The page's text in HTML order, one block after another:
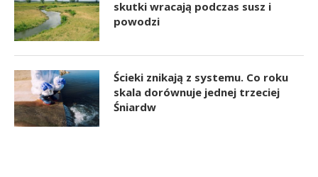
skutki wracają podczas susz i
powodzi
Ścieki znikają z systemu. Co roku
skala dorównuje jednej trzeciej
Śniardw